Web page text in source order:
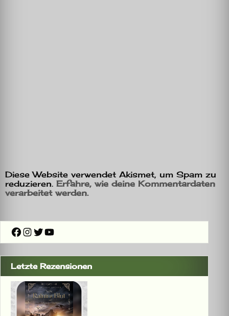
Diese Website verwendet Akismet, um Spam zu
reduzieren. Erfahre, wie deine Kommentardaten
verarbeitet werden.
Facebook
Instagram
Twitter
YouTube
Letzte Rezensionen